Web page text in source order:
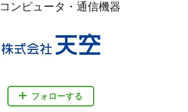
フォローする
コンピュータ・通信機器